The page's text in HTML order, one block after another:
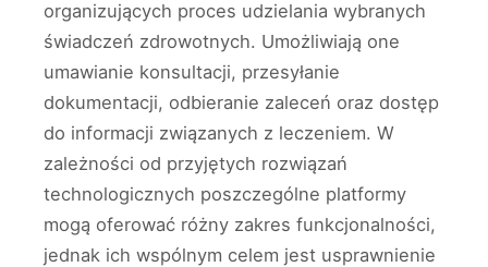
organizujących proces udzielania wybranych
świadczeń zdrowotnych. Umożliwiają one
umawianie konsultacji, przesyłanie
dokumentacji, odbieranie zaleceń oraz dostęp
do informacji związanych z leczeniem. W
zależności od przyjętych rozwiązań
technologicznych poszczególne platformy
mogą oferować różny zakres funkcjonalności,
jednak ich wspólnym celem jest usprawnienie